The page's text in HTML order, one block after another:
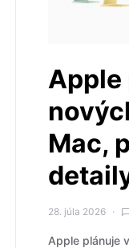
Apple
Mac,
28. júla 2026
Apple plánuje